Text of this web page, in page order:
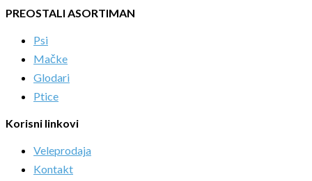
PREOSTALI ASORTIMAN
Psi
Mačke
Glodari
Ptice
Korisni linkovi
Veleprodaja
Kontakt